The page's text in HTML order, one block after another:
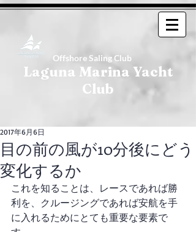
Offshore Saling Club
Laguna Marina Yacht
Club
目の前の風が10分後にどう
変化するか
2017年6月6日
これを知ることは、レースであれば勝
利を、クルージングであれば安航を手
に入れるためにとても重要な要素で